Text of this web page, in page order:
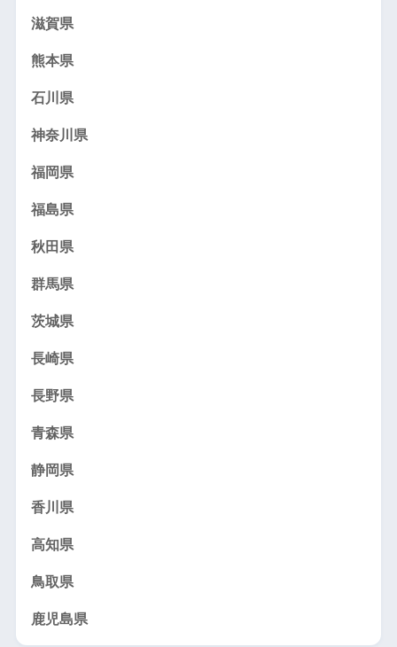
滋賀県
熊本県
石川県
神奈川県
福岡県
福島県
秋田県
群馬県
茨城県
長崎県
長野県
青森県
静岡県
香川県
高知県
鳥取県
鹿児島県